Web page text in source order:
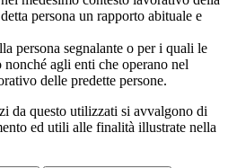
persona un rapporto abituale e
persona segnalante o per i quali le
nonché agli enti che operano nel
delle predette persone.
da questo utilizzati si avvalgono di
ed utili alle finalità illustrate nella